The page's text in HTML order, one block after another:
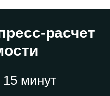
расчет
15 минут